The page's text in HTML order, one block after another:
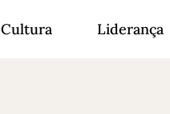
Cultura Liderança